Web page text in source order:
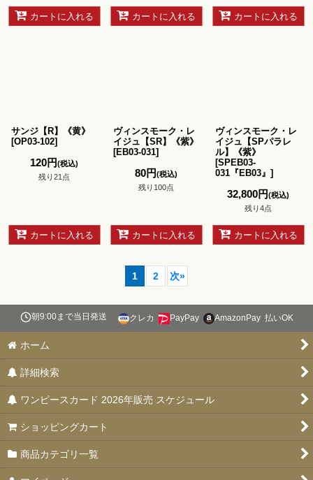
カートに入れる カートに入れる カートに入れる
サンジ【R】《黄》
[OP03-102]
120円(税込)
残り21点
カートに入れる
ヴィンスモーク・レ
イジュ【SR】《紫》
[EB03-031]
80円(税込)
残り100点
カートに入れる
ヴィンスモーク・レ
イジュ【SPパラレ
ル】《紫》
[SPEB03-
031『EB03』 ]
32,800円(税込)
残り4点
カートに入れる
1 2 次»
朝9:00まで当日発送 クレカ PayPay AmazonPay 払いOK
ホーム
詳細検索
ワンピースカード 2026年販売 スケジュール
ショッピングカート
商品カテゴリ一覧